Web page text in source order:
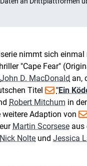
nimmt sich einmal
"Cape Fear‎"
John D. MacDonald an,
Titel
"Ein
Robert Mitchum in
Adaption von
Martin Scorsese aus
Nick Nolte und Jessica